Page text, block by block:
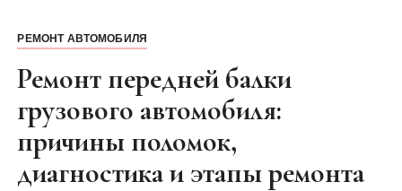
РЕМОНТ АВТОМОБИЛЯ
Ремонт передней балки
грузового автомобиля:
причины поломок,
диагностика и этапы ремонта